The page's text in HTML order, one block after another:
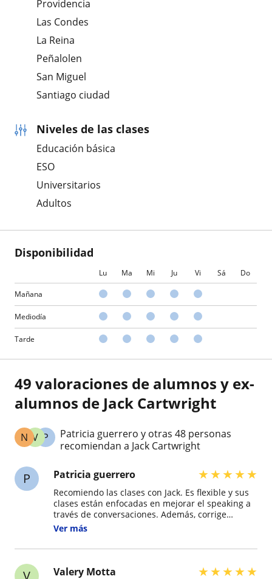
Providencia
Las Condes
La Reina
Peñalolen
San Miguel
Santiago ciudad
Niveles de las clases
Educación básica
ESO
Universitarios
Adultos
Disponibilidad
Lu Ma Mi Ju Vi Sá Do
Mañana
Mediodía
Tarde
49 valoraciones de alumnos y ex-
alumnos de Jack Cartwright
P
V
N
Patricia guerrero y otras 48 personas
recomiendan a Jack Cartwright
P Patricia guerrero ★★★★★
Recomiendo las clases con Jack. Es flexible y sus
clases están enfocadas en mejorar el speaking a
través de conversaciones. Además, corrige
durante la conversación, lo que ayuda a ganar
Ver más
V Valery Motta ★★★★★